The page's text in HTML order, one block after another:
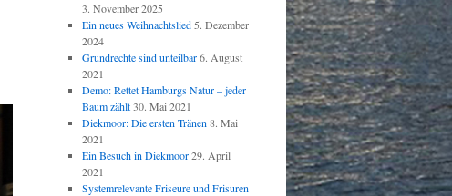
3. November 2025
Ein neues Weihnachtslied 5. Dezember
2024
Grundrechte sind unteilbar 6. August
2021
Demo: Rettet Hamburgs Natur – jeder
Baum zählt 30. Mai 2021
Diekmoor: Die ersten Tränen 8. Mai
2021
Ein Besuch in Diekmoor 29. April
2021
Systemrelevante Friseure und Frisuren